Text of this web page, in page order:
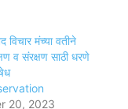
विचार मंच्या वतीने
व संरक्षण साठी धरणे
20, 2023